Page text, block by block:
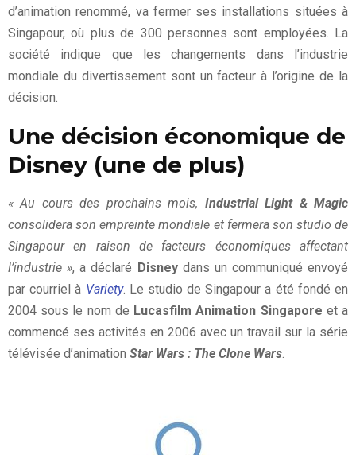
d’animation renommé, va fermer ses installations situées à
Singapour, où plus de 300 personnes sont employées. La
société indique que les changements dans l’industrie
mondiale du divertissement sont un facteur à l’origine de la
décision.
Une décision économique de
Disney (une de plus)
« Au cours des prochains mois, Industrial Light & Magic
consolidera son empreinte mondiale et fermera son studio de
Singapour en raison de facteurs économiques affectant
l’industrie », a déclaré Disneydans un communiqué envoyé
par courriel à Variety. Le studio de Singapour a été fondé en
2004 sous le nom de Lucasfilm Animation Singapore et a
commencé ses activités en 2006 avec un travail sur la série
télévisée d’animation Star Wars : The Clone Wars